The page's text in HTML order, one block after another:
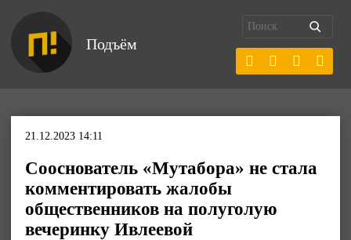
Подъём
21.12.2023 14:11
Сооснователь «Мутабора» не стала
комментировать жалобы
общественников на полуголую
вечеринку Ивлеевой